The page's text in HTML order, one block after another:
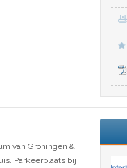
van Groningen &
Parkeerplaats bij